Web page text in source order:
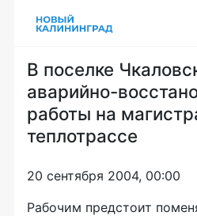
В поселке
аварийно-
работы на
теплотрассе
20 сентября 2004, 00:00
Рабочим предстоит